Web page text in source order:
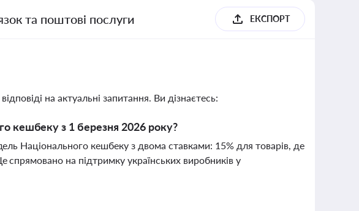
та поштові послуги ЕКСПОРТ
на актуальні запитання. Ви дізнаєтесь:
кешбеку з 1 березня 2026 року?
Національного кешбеку з двома ставками: 15% для товарів, де
спрямовано на підтримку українських виробників у